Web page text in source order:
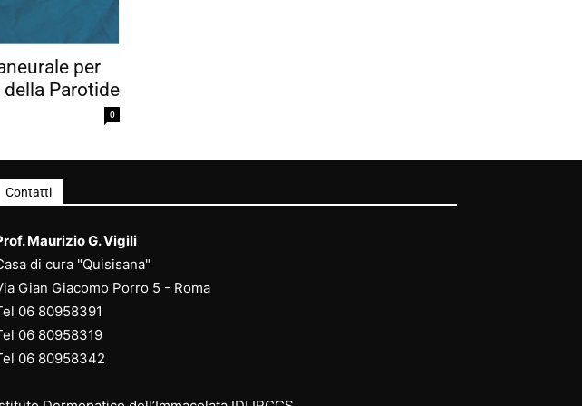
per
Parotide
0
Contatti
Maurizio G. Vigili
di cura "Quisisana"
Gian Giacomo Porro 5 - Roma
06 80958391
06 80958319
06 80958342